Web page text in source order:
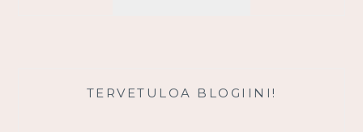
TERVETULOA BLOGIINI!